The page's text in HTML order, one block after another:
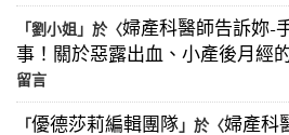
「劉小姐」於〈婦產科醫師告訴妳-
事！關於惡露出血、小產後月經
留言
「優德莎莉編輯團隊」於〈婦產科